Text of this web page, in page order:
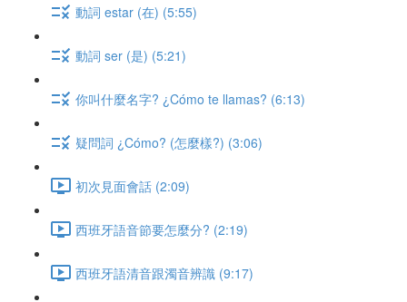
動詞 estar (在) (5:55)
動詞 ser (是) (5:21)
你叫什麼名字? ¿Cómo te llamas? (6:13)
疑問詞 ¿Cómo? (怎麼樣?) (3:06)
初次見面會話 (2:09)
西班牙語音節要怎麼分? (2:19)
西班牙語清音跟濁音辨識 (9:17)